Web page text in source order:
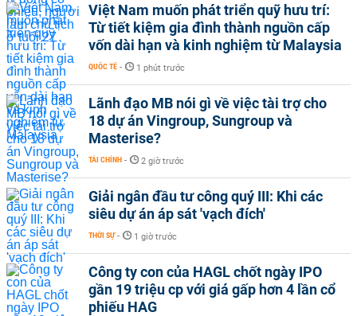
Việt Nam muốn phát triển quỹ hưu trí:
Từ tiết kiệm gia đình thành nguồn cấp
vốn dài hạn và kinh nghiệm từ Malaysia
QUỐC TẾ - 1 phút trước
Lãnh đạo MB nói gì về việc tài trợ cho
18 dự án Vingroup, Sungroup và
Masterise?
TÀI CHÍNH - 2 giờ trước
Giải ngân đầu tư công quý III: Khi các
siêu dự án áp sát 'vạch đích'
THỜI SỰ - 1 giờ trước
Công ty con của HAGL chốt ngày IPO
gần 19 triệu cp với giá gấp hơn 4 lần cổ
phiếu HAG